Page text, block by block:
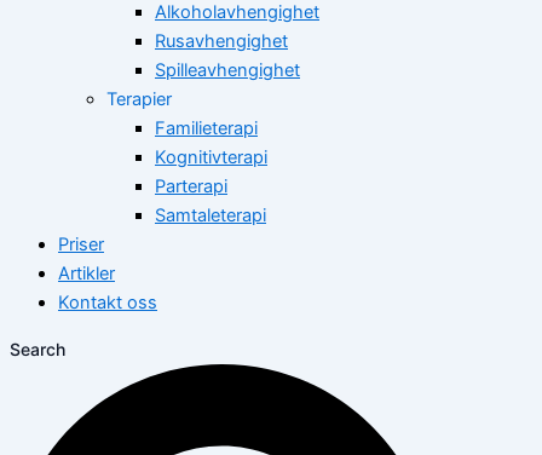
Alkoholavhengighet
Rusavhengighet
Spilleavhengighet
Terapier
Familieterapi
Kognitivterapi
Parterapi
Samtaleterapi
Priser
Artikler
Kontakt oss
Search